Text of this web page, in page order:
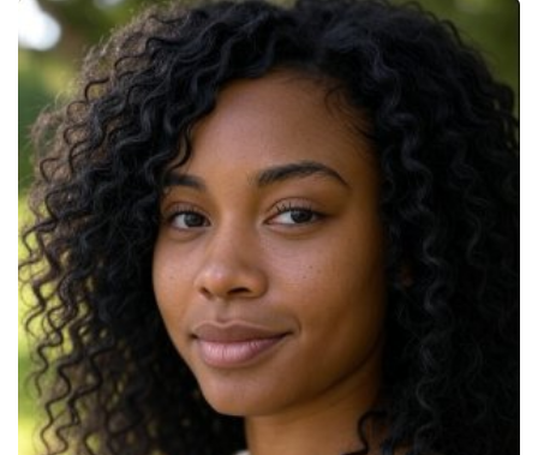
Traitements